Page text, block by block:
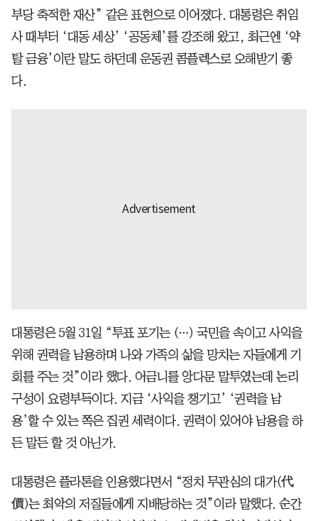
부당 축적한 재산” 같은 표현으로 이어졌다. 대통령은 취임
사 때부터 ‘대동 세상’ ‘공동체’를 강조해 왔고, 최근엔 ‘약
탈 금융’이란 말도 하던데 운동권 콤플렉스로 오해받기 좋
다.
대통령은 5월 31일 “투표 포기는 (…) 국민을 속이고 사익을
위해 권력을 남용하며 나와 가족의 삶을 망치는 자들에게 기
회를 주는 것”이라 했다. 어금니를 앙다문 말투였는데 논리
구성이 요령부득이다. 지금 ‘사익을 챙기고’ ‘권력을 남
용’할 수 있는 쪽은 집권 세력이다. 권력이 있어야 남용을 하
든 말든 할 것 아닌가.
대통령은 플라톤을 인용했다면서 “정치 무관심의 대가(代
價)는 최악의 저질들에게 지배당하는 것”이라 말했다. 순간